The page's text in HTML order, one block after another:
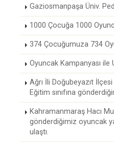
Gaziosmanpaşa Üniv.
1000 Çocuğa 1000
374 Çocuğumuza 734
Oyuncak Kampanyası ile
Ağrı İli Doğubeyazıt
Eğitim sınıfına
​Kahramanmaraş Hacı
gönderdiğimiz oyuncak
ulaştı.